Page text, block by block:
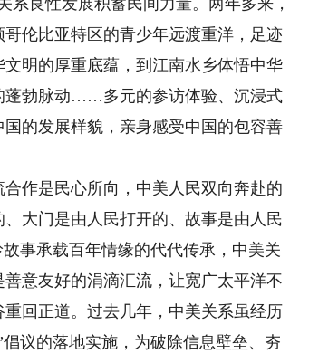
系良性发展积蓄民间力量。两年多来，
伦比亚特区的青少年远渡重洋，足迹
明的厚重底蕴，到江南水乡体悟中华
蓬勃脉动……多元的参访体验、沉浸式
的发展样貌，亲身感受中国的包容善
作是民心所向，中美人民双向奔赴的
大门是由人民打开的、故事是由人民
事承载百年情缘的代代传承，中美关
意友好的涓滴汇流，让宽广太平洋不
回正道。过去几年，中美关系虽经历
议的落地实施，为破除信息壁垒、夯